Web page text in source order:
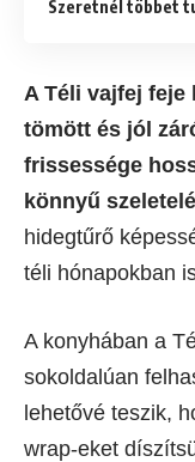
Szeretnél többet
A Téli vajfej feje
tömött és jól
frissessége
könnyű
hidegtűrő
téli hónapokban
A konyhában a
sokoldalúan
lehetővé teszik,
wrap-eket